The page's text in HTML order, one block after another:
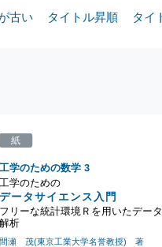
古い タイトル昇順 タイ
工学のための
データサイエンス入門
フリーな統計環境Ｒを用いたデータ
解析
工学のための数学 3
間瀬 茂(東京工業大学名誉教授) 著
紙